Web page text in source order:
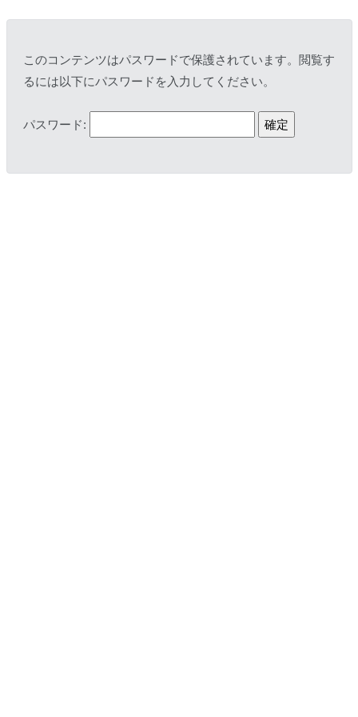
このコンテンツはパスワードで保護されています。閲覧す
るには以下にパスワードを入力してください。
パスワード: